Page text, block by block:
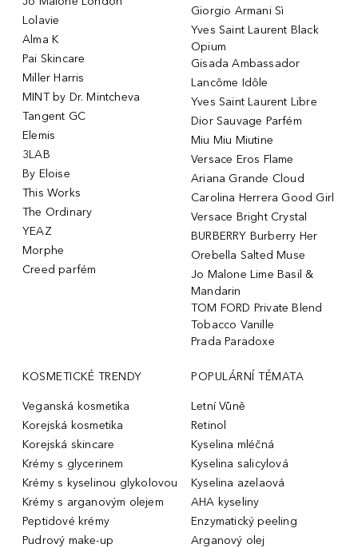
Lolavie
Alma K
Pai Skincare
Miller Harris
MINT by Dr. Mintcheva
Tangent GC
Elemis
3LAB
By Eloise
This Works
The Ordinary
YEAZ
Morphe
Creed parfém
Giorgio Armani Sì
Yves Saint Laurent Black
Opium
Gisada Ambassador
Lancôme Idôle
Yves Saint Laurent Libre
Dior Sauvage Parfém
Miu Miu Miutine
Versace Eros Flame
Ariana Grande Cloud
Carolina Herrera Good Girl
Versace Bright Crystal
BURBERRY Burberry Her
Orebella Salted Muse
Jo Malone Lime Basil &
Mandarin
TOM FORD Private Blend
Tobacco Vanille
Prada Paradoxe
KOSMETICKÉ TRENDY
Veganská kosmetika
Korejská kosmetika
Korejská skincare
Krémy s glycerinem
Krémy s kyselinou glykolovou
Krémy s arganovým olejem
Peptidové krémy
Pudrový make-up
POPULÁRNÍ TÉMATA
Letní Vůně
Retinol
Kyselina mléčná
Kyselina salicylová
Kyselina azelaová
AHA kyseliny
Enzymatický peeling
Arganový olej